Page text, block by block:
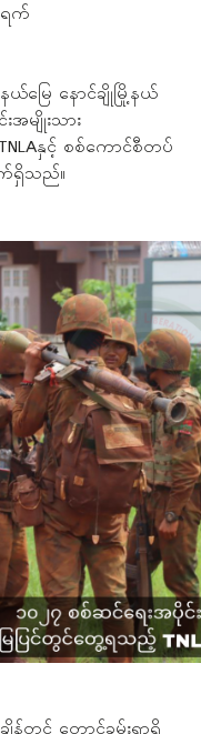
ရက်
မြေ နောင်ချိုမြို့နယ်
မျိုးသား
နှင့် စစ်ကောင်စီတပ်
က်ရှိသည်။